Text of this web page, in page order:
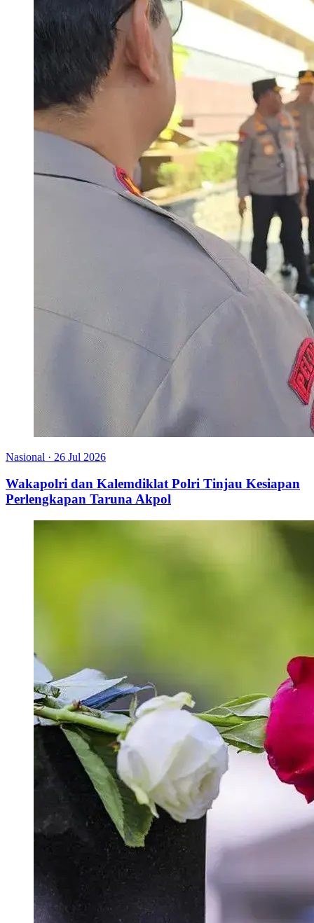
Nasional · 26 Jul 2026
Wakapolri dan Kalemdiklat Polri Tinjau Kesiapan
Perlengkapan Taruna Akpol